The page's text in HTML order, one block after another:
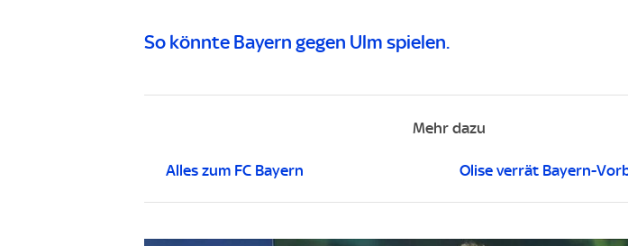
So könnte Bayern gegen Ulm spielen.
Mehr dazu
Alles zum FC Bayern Olise verrät Bayern-